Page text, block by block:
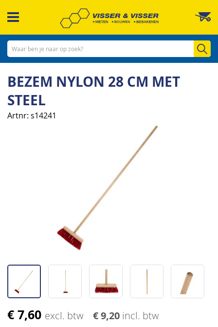
naar
inhoud
BEZEM NYLON 28 CM MET
STEEL
Artnr s14241
€ 7,60 excl. btw € 9,20 incl. btw
Ga